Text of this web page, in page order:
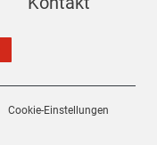
Cookie-Einstellungen